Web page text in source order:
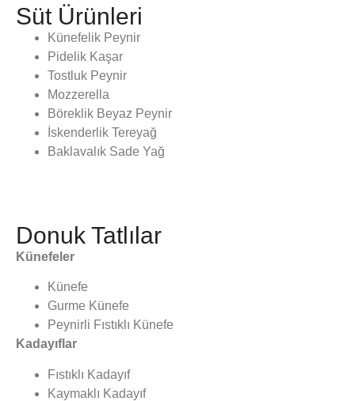
Süt Ürünleri
Künefelik Peynir
Pidelik Kaşar
Tostluk Peynir
Mozzerella
Böreklik Beyaz Peynir
İskenderlik Tereyağ
Baklavalık Sade Yağ
Donuk Tatlılar
Künefeler
Künefe
Gurme Künefe
Peynirli Fıstıklı Künefe
Kadayıflar
Fıstıklı Kadayıf
Kaymaklı Kadayıf